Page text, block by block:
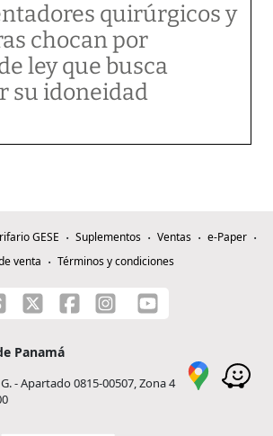
quirúrgicos y
chocan por
ley que busca
su idoneidad
GESE Suplementos Ventas
e-Paper
venta
Términos y condiciones
Panamá
- Apartado 0815-00507, Zona 4